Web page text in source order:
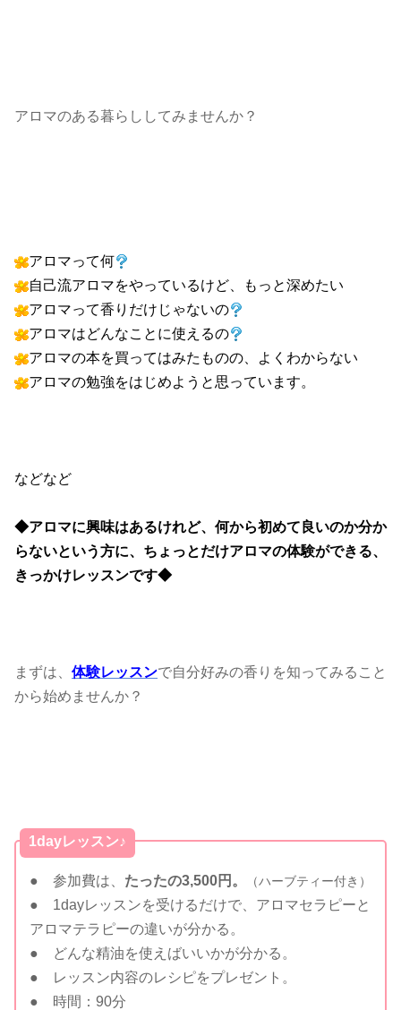
アロマのある暮らししてみませんか？
アロマって何
自己流アロマをやっているけど、もっと深めたい
アロマって香りだけじゃないの
アロマはどんなことに使えるの
アロマの本を買ってはみたものの、よくわからない
アロマの勉強をはじめようと思っています。
などなど
◆アロマに興味はあるけれど、何から初めて良いのか分か
らないという方に、ちょっとだけアロマの体験ができる、
きっかけレッスンです◆
まずは、 体験レッスンで自分好みの香りを知ってみること
から始めませんか？
1dayレッスン♪
● 参加費は、 たったの3,500円。 （ハーブティー付き）
● 1dayレッスンを受けるだけで、アロマセラピーと
アロマテラピーの違いが分かる。
● どんな精油を使えばいいかが分かる。
● レッスン内容のレシピをプレゼント。
● 時間：90分